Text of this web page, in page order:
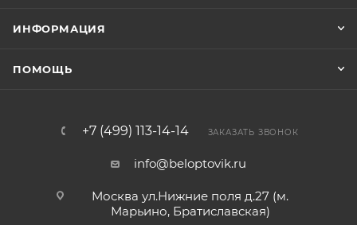
ИНФОРМАЦИЯ
ПОМОЩЬ
+7 (499) 113-14-14 ЗАКАЗАТЬ ЗВОНОК
info@beloptovik.ru
Москва ул.Нижние поля д.27 (м.
Марьино, Братиславская)